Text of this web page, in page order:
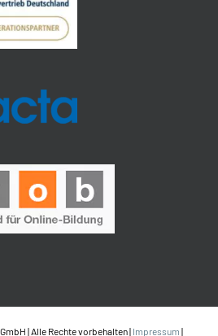
| Alle Rechte vorbehalten | Impressum |